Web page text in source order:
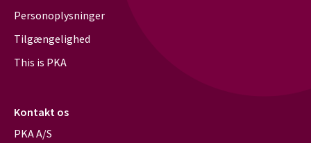
Personoplysninger
Tilgængelighed
This is PKA
Kontakt os
PKA A/S